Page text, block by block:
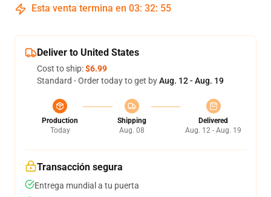
Esta venta termina en 03: 32: 54
Deliver to United States
Cost to ship:$6.99
Standard - Order today to get byAug. 12 - Aug. 19
Production
Today
Shipping
Aug. 08
Delivered
Aug. 12 - Aug. 19
Transacción segura
Entrega mundial a tu puerta